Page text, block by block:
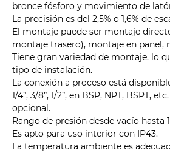
bronce fósforo y movimiento de
La precisión es del 2,5% o 1,6% de
El montaje puede ser montaje
montaje trasero), montaje en panel,
Tiene gran variedad de montaje, lo
tipo de instalación.
La conexión a proceso está
1/4”, 3/8”, 1/2”, en BSP, NPT, BSPT,
opcional.
Rango de presión desde vacío hasta
Es apto para uso interior con IP43.
La temperatura ambiente es